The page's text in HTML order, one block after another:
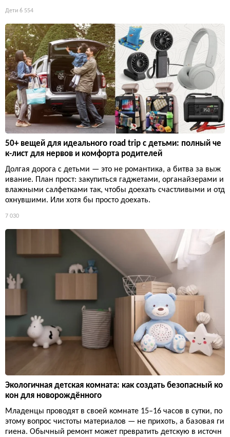
Дети 6 554
50+ вещей для идеального road trip с детьми: полный че
к-лист для нервов и комфорта родителей
Долгая дорога с детьми — это не романтика, а битва за выж
ивание. План прост: закупиться гаджетами, органайзерами и
влажными салфетками так, чтобы доехать счастливыми и отд
охнувшими. Или хотя бы просто доехать.
7 030
Экологичная детская комната: как создать безопасный ко
кон для новорождённого
Младенцы проводят в своей комнате 15–16 часов в сутки, по
этому вопрос чистоты материалов — не прихоть, а базовая ги
гиена. Обычный ремонт может превратить детскую в источн